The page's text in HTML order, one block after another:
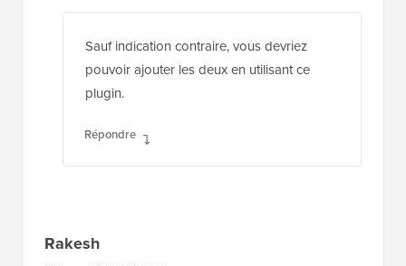
Sauf indication contraire, vous devriez
pouvoir ajouter les deux en utilisant ce
plugin.
Répondre
Rakesh